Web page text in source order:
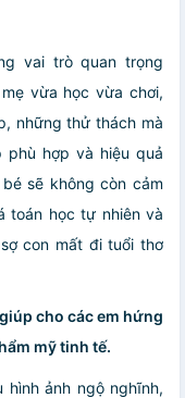
vai trò quan trọng
vừa học vừa chơi,
những thử thách mà
phù hợp và hiệu quả
sẽ không còn cảm
toán học tự nhiên và
con mất đi tuổi thơ
cho các em hứng
mỹ tinh tế.
hình ảnh ngộ nghĩnh,